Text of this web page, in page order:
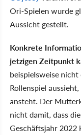
Ori-Spielen wurde
Aussicht gestellt.
Konkrete
jetzigen Zeitpunkt
beispielsweise
Rollenspiel
ansteht. Der
nicht damit, dass
Geschäftsjahr 2022